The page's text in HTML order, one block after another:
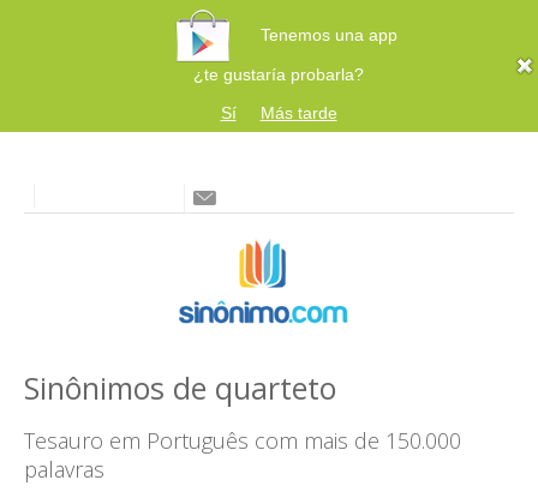
Tenemos una app
¿te gustaría probarla?
Sí
Más tarde
Sinônimos de quarteto
Tesauro em Português com mais de 150.000
palavras